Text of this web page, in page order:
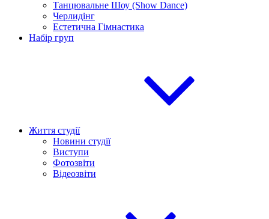
Танцювальне Шоу (Show Dance)
Черлидінг
Естетична Гімнастика
Набір груп
Життя студії
Новини студії
Виступи
Фотозвіти
Відеозвіти